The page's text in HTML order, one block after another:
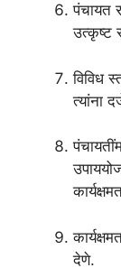
पंचायत
उत्कृष्ट
विविध
त्यांना
देणे.